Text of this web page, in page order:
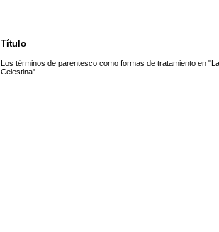
Título
Los términos de parentesco como formas de tratamiento en "La
Celestina"